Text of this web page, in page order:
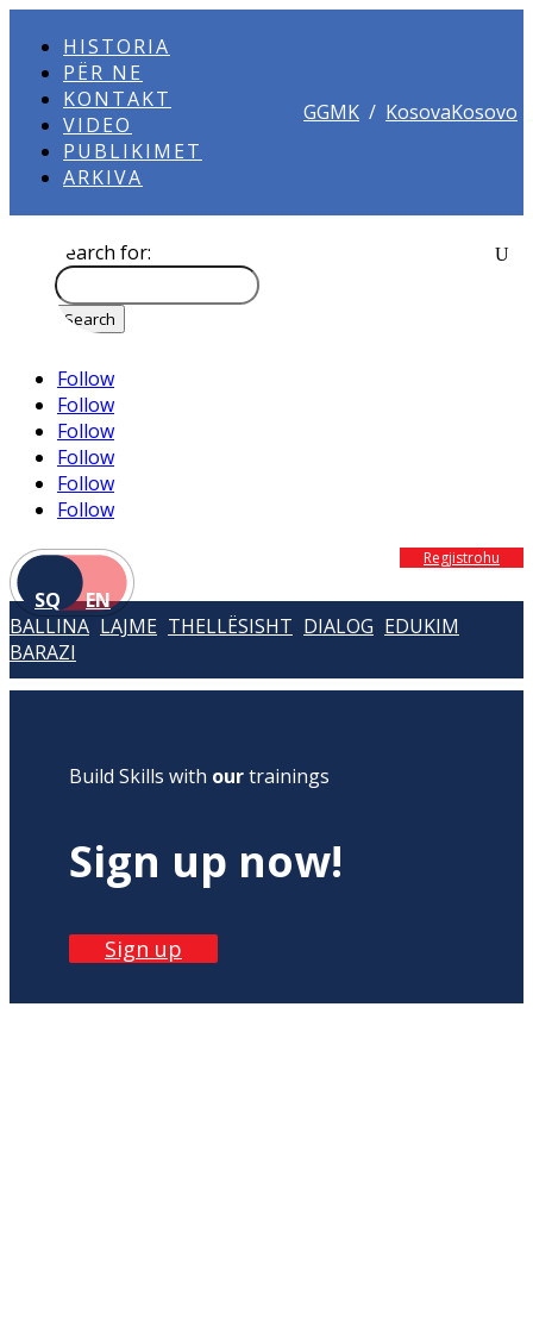
HISTORIA
PËR NE
KONTAKT
VIDEO
PUBLIKIMET
ARKIVA
GGMK / KosovaKosovo
Search for:
Follow
Follow
Follow
Follow
Follow
Follow
SQ EN
Regjistrohu
BALLINA LAJME THELLËSISHT DIALOG EDUKIM
BARAZI
Build Skills with ourtrainings
Sign up now!
Sign up